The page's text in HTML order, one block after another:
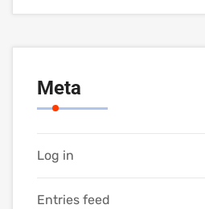
Meta
Log in
Entries feed